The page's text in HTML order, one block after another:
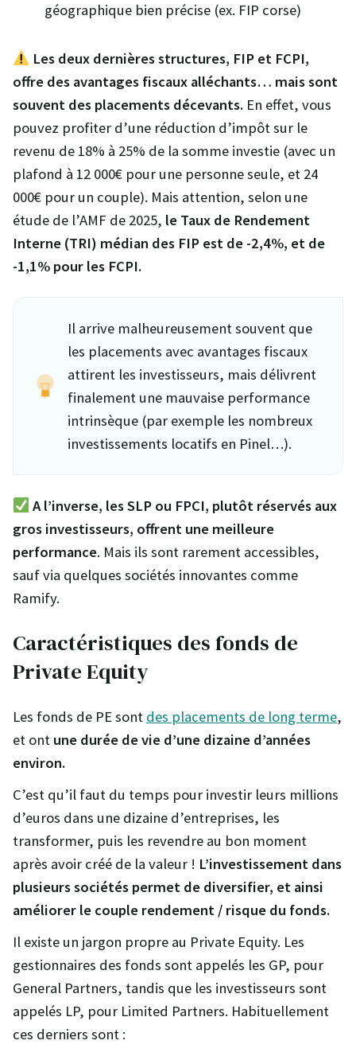
géographique bien précise (ex. FIP corse)
Les deux dernières structures, FIP et FCPI,
offre des avantages fiscaux alléchants… mais sont
souvent des placements décevants. En effet, vous
pouvez profiter d’une réduction d’impôt sur le
revenu de 18% à 25% de la somme investie (avec un
plafond à 12 000€ pour une personne seule, et 24
000€ pour un couple). Mais attention, selon une
étude de l’AMF de 2025, le Taux de Rendement
Interne (TRI) médian des FIP est de -2,4%, et de
-1,1% pour les FCPI.
Il arrive malheureusement souvent que
les placements avec avantages fiscaux
attirent les investisseurs, mais délivrent
finalement une mauvaise performance
intrinsèque (par exemple les nombreux
investissements locatifs en Pinel…).
A l’inverse, les SLP ou FPCI, plutôt réservés aux
gros investisseurs, offrent une meilleure
performance. Mais ils sont rarement accessibles,
sauf via quelques sociétés innovantes comme
Ramify.
Caractéristiques des fonds de
Private Equity
Les fonds de PE sont des placements de long terme,
et ont une durée de vie d’une dizaine d’années
environ.
C’est qu’il faut du temps pour investir leurs millions
d’euros dans une dizaine d’entreprises, les
transformer, puis les revendre au bon moment
après avoir créé de la valeur ! L’investissement dans
plusieurs sociétés permet de diversifier, et ainsi
améliorer le couple rendement / risque du fonds.
Il existe un jargon propre au Private Equity. Les
gestionnaires des fonds sont appelés les GP, pour
General Partners, tandis que les investisseurs sont
appelés LP, pour Limited Partners. Habituellement
ces derniers sont :